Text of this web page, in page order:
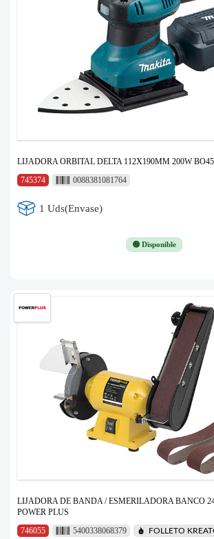
LIJADORA ORBITAL DELTA 112X190MM 200W
745374
0088381081764
1 Uds(Envase)
🟢 Disponible
LIJADORA DE BANDA / ESMERILADORA BANCO
POWER PLUS
746055
5400338068379 FOLLETO